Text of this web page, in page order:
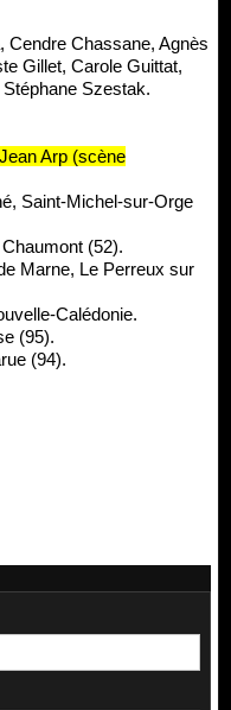
Cendre Chassane, Agnès
Gillet, Carole Guittat,
Szestak.
Arp (scène
Saint-Michel-sur-Orge
(52).
Marne, Le Perreux sur
Calédonie.
(95).
(94).